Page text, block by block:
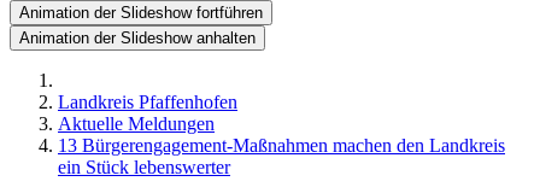
Animation der Slideshow fortführen
Animation der Slideshow anhalten
Landkreis Pfaffenhofen
Aktuelle Meldungen
13 Bürgerengagement-Maßnahmen machen den Landkreis
ein Stück lebenswerter